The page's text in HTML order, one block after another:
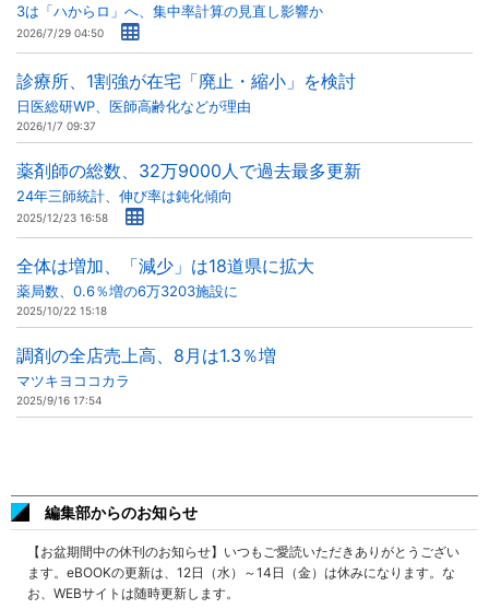
3は「ハからロ」へ、集中率計算の見直し影響か
2026/7/29 04:50
診療所、1割強が在宅「廃止・縮小」を検討
日医総研WP、医師高齢化などが理由
2026/1/7 09:37
薬剤師の総数、32万9000人で過去最多更新
24年三師統計、伸び率は鈍化傾向
2025/12/23 16:58
全体は増加、「減少」は18道県に拡大
薬局数、0.6％増の6万3203施設に
2025/10/22 15:18
調剤の全店売上高、8月は1.3％増
マツキヨココカラ
2025/9/16 17:54
編集部からのお知らせ
【お盆期間中の休刊のお知らせ】いつもご愛読いただきありがとうござい
ます。eBOOKの更新は、12日（水）～14日（金）は休みになります。な
お、WEBサイトは随時更新します。